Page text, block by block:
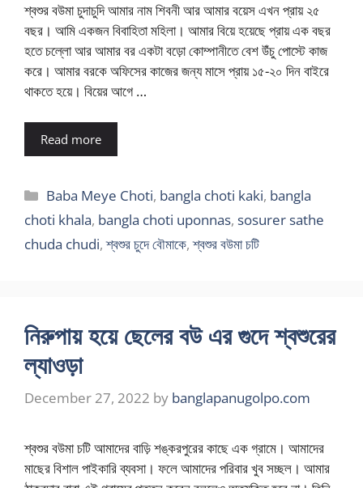
শ্বশুর বউমা চুদাচুদি আমার নাম শিবনী আর আমার বয়েস এখন প্রায় ২৫
বছর। আমি একজন বিবাহিতা মহিলা। আমার বিয়ে হয়েছে প্রায় এক বছর
হতে চল্লো আর আমার বর একটা বড়ো কোম্পানীতে বেশ উঁচু পোস্টে কাজ
করে। আমার বরকে অফিসের কাজের জন্য মাসে প্রায় ১৫-২০ দিন বাইরে
থাকতে হয়ে। বিয়ের আগে …
Read more
Categories
Baba Meye Choti, bangla choti kaki, bangla
choti khala, bangla choti uponnas, sosurer sathe
chuda chudi,শ্বশুর চুদে বৌমাকে,শ্বশুর বউমা চটি
নিরুপায় হয়ে ছেলের বউ এর গুদে শ্বশুরের
ল্যাওড়া
December 27, 2022 by banglapanugolpo.com
শ্বশুর বউমা চটি আমাদের বাড়ি শঙ্করপুরের কাছে এক গ্রামে। আমাদের
মাছের বিশাল পাইকারি ব্যবসা। ফলে আমাদের পরিবার খুব সচ্ছল। আমার